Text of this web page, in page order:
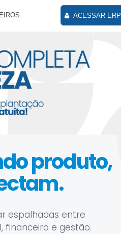
ACESSAR ERP
produto,
espalhadas entre
financeiro e gestão.